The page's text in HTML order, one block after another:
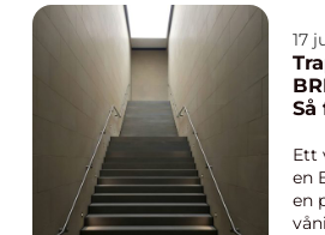
17
Så
Ett
en
en